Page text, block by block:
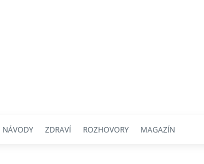
NÁVODY ZDRAVÍ ROZHOVORY MAGAZÍN